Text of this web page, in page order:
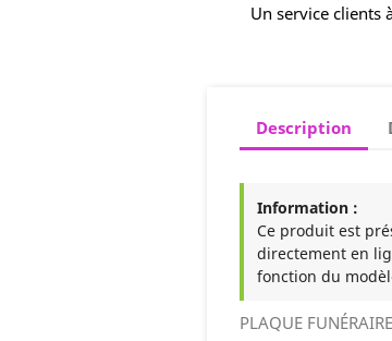
Un service clients
Description
Information :
Ce produit est
directement en
fonction du
PLAQUE